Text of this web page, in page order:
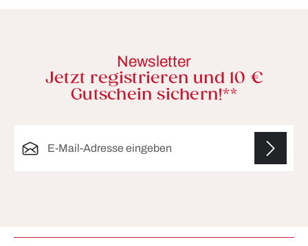
Newsletter
Jetzt registrieren und 10 €
Gutschein sichern!**